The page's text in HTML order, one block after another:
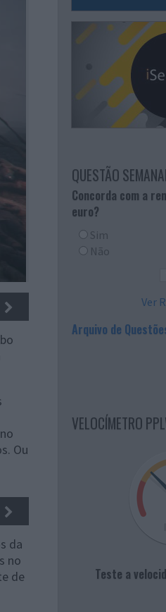
Ou
da
no
de
QUESTÃO
Concorda com a
euro?
Sim
Não
Ver
Arquivo de
VELOCÍMETRO
Teste a